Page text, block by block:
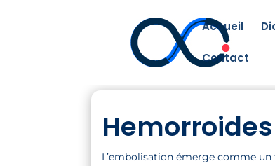
Accueil
Contact
L’embolisation émerge comme